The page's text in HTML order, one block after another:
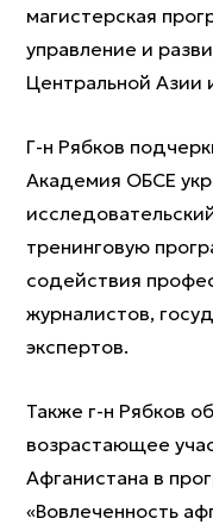
магистерская
управление и
Центральной Азии
Г-н Рябков
Академия ОБСЕ
тренинговую
содействия
журналистов,
экспертов.
Также г-н Рябков
возрастающее
Афганистана в
«Вовлеченность